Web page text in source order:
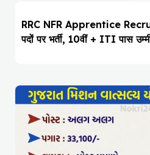
RRC NFR Apprentice
पदों पर भर्ती, 10वीं + ITI पास